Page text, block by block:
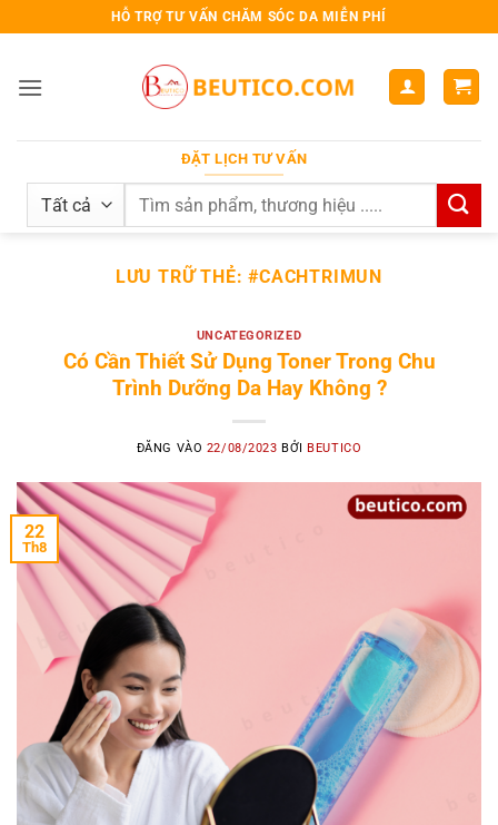
qua
dung
HỖ TRỢ TƯ VẤN CHĂM SÓC DA MIỄN PHÍ
ĐẶT LỊCH TƯ VẤN
Search
LƯU TRỮ THẺ:#CACHTRIMUN
UNCATEGORIZED
Có Cần Thiết Sử Dụng Toner Trong Chu
Trình Dưỡng Da Hay Không ?
ĐĂNG VÀO 22/08/2023 BỞIBEUTICO
22
Th8